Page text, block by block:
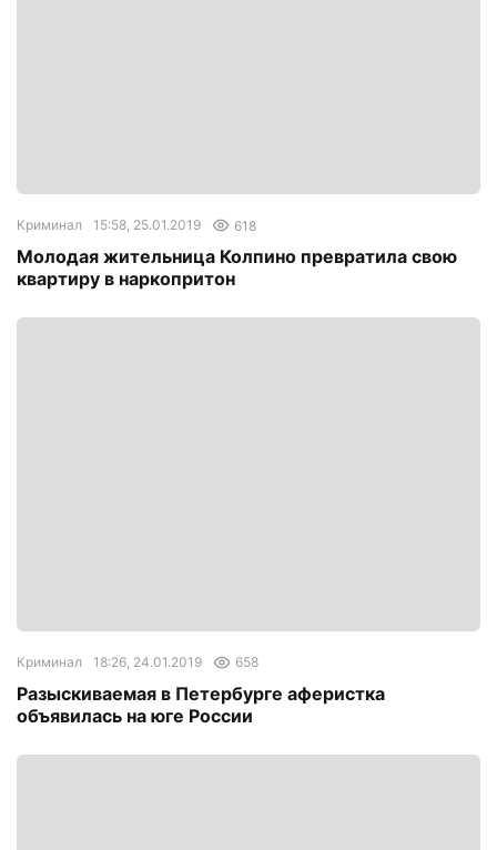
Криминал 15:58, 25.01.2019 618
Молодая жительница Колпино превратила свою
квартиру в наркопритон
Криминал 18:26, 24.01.2019 658
Разыскиваемая в Петербурге аферистка
объявилась на юге России